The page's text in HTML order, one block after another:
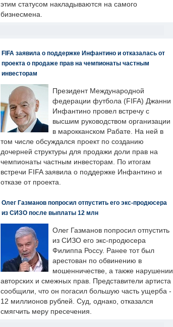
этим статусом накладываются на самого
бизнесмена.
FIFA заявила о поддержке Инфантино и отказалась от
проекта о продаже прав на чемпионаты частным
инвесторам
Президент Международной
федерации футбола (FIFA) Джанни
Инфантино провел встречу с
высшим руководством организации
в марокканском Рабате. На ней в
том числе обсуждался проект по созданию
дочерней структуры для продажи доли прав на
чемпионаты частным инвесторам. По итогам
встречи FIFA заявила о поддержке Инфантино и
отказе от проекта.
Олег Газманов попросил отпустить его экс-продюсера
из СИЗО после выплаты 12 млн
Олег Газманов попросил отпустить
из СИЗО его экс-продюсера
Филиппа Россу. Ранее тот был
арестован по обвинению в
мошенничестве, а также нарушении
авторских и смежных прав. Представители артиста
сообщили, что он погасил большую часть ущерба -
12 миллионов рублей. Суд, однако, отказался
смягчить меру пресечения.